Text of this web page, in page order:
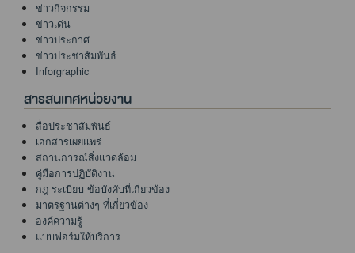
ข่าวกิจกรรม
ข่าวเด่น
ข่าวประกาศ
ข่าวประชาสัมพันธ์
Inforgraphic
สารสนเทศหน่วยงาน
สื่อประชาสัมพันธ์
เอกสารเผยแพร่
สถานการณ์สิ่งแวดล้อม
คู่มือการปฏิบัติงาน
กฎ ระเบียบ ข้อบังคับที่เกี่ยวข้อง
มาตรฐานต่างๆ ที่เกี่ยวข้อง
องค์ความรู้
แบบฟอร์มให้บริการ